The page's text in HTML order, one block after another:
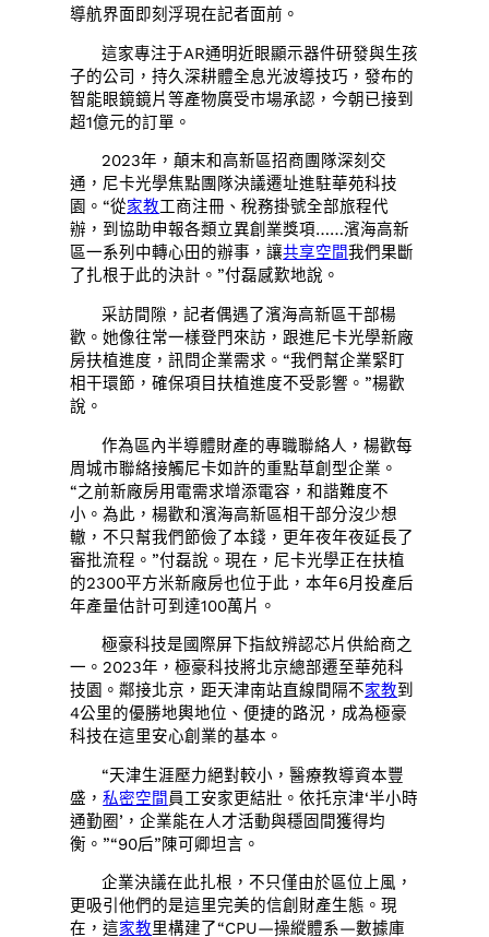
導航界面即刻浮現在記者面前。
這家專注于AR通明近眼顯示器件研發與生孩
子的公司，持久深耕體全息光波導技巧，發布的
智能眼鏡鏡片等產物廣受市場承認，今朝已接到
超1億元的訂單。
2023年，顛末和高新區招商團隊深刻交
通，尼卡光學焦點團隊決議遷址進駐華苑科技
園。“從家教工商注冊、稅務掛號全部旅程代
辦，到協助申報各類立異創業獎項……濱海高新
區一系列中轉心田的辦事，讓共享空間我們果斷
了扎根于此的決計。”付磊感歎地說。
采訪間隙，記者偶遇了濱海高新區干部楊
歡。她像往常一樣登門來訪，跟進尼卡光學新廠
房扶植進度，訊問企業需求。“我們幫企業緊盯
相干環節，確保項目扶植進度不受影響。”楊歡
說。
作為區內半導體財產的專職聯絡人，楊歡每
周城市聯絡接觸尼卡如許的重點草創型企業。
“之前新廠房用電需求增添電容，和諧難度不
小。為此，楊歡和濱海高新區相干部分沒少想
轍，不只幫我們節儉了本錢，更年夜年夜延長了
審批流程。”付磊說。現在，尼卡光學正在扶植
的2300平方米新廠房也位于此，本年6月投產后
年產量估計可到達100萬片。
極豪科技是國際屏下指紋辨認芯片供給商之
一。2023年，極豪科技將北京總部遷至華苑科
技園。鄰接北京，距天津南站直線間隔不家教到
4公里的優勝地輿地位、便捷的路況，成為極豪
科技在這里安心創業的基本。
“天津生涯壓力絕對較小，醫療教導資本豐
盛，私密空間 員工安家更結壯。依托京津‘半小時
通勤圈’，企業能在人才活動與穩固間獲得均
衡。”“90后”陳可卿坦言。
企業決議在此扎根，不只僅由於區位上風，
更吸引他們的是這里完美的信創財產生態。現
在，這家教里構建了“CPU—操縱體系—數據庫